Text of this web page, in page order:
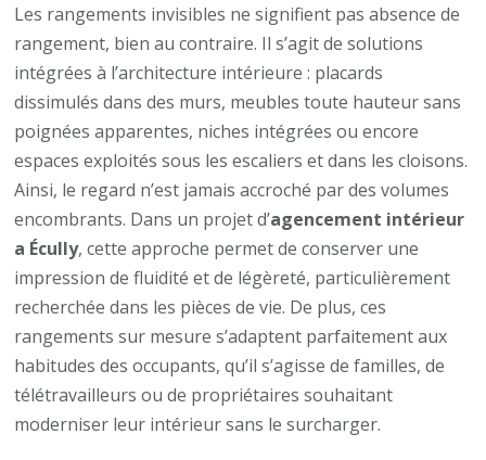
Les rangements invisibles ne signifient pas absence de
rangement, bien au contraire. Il s’agit de solutions
intégrées à l’architecture intérieure : placards
dissimulés dans des murs, meubles toute hauteur sans
poignées apparentes, niches intégrées ou encore
espaces exploités sous les escaliers et dans les cloisons.
Ainsi, le regard n’est jamais accroché par des volumes
encombrants. Dans un projet d’agencement intérieur
a Écully, cette approche permet de conserver une
impression de fluidité et de légèreté, particulièrement
recherchée dans les pièces de vie. De plus, ces
rangements sur mesure s’adaptent parfaitement aux
habitudes des occupants, qu’il s’agisse de familles, de
télétravailleurs ou de propriétaires souhaitant
moderniser leur intérieur sans le surcharger.